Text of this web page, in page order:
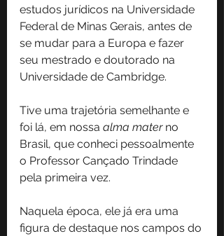
estudos jurídicos na Universidade
Federal de Minas Gerais, antes de
se mudar para a Europa e fazer
seu mestrado e doutorado na
Universidade de Cambridge.
Tive uma trajetória semelhante e
foi lá, em nossa alma mater no
Brasil, que conheci pessoalmente
o Professor Cançado Trindade
pela primeira vez.
Naquela época, ele já era uma
figura de destaque nos campos do